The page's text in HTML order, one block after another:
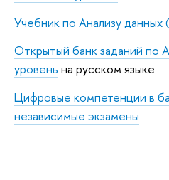
Учебник по Анализу данных
Открытый банк заданий по
уровень на русском языке
Цифровые компетенции в
независимые экзамены